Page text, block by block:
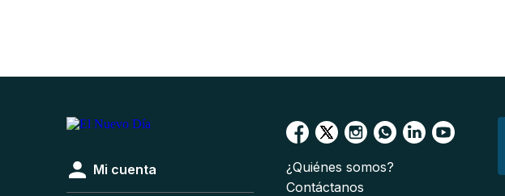
Mi cuenta
¿Quiénes somos?
Contáctanos